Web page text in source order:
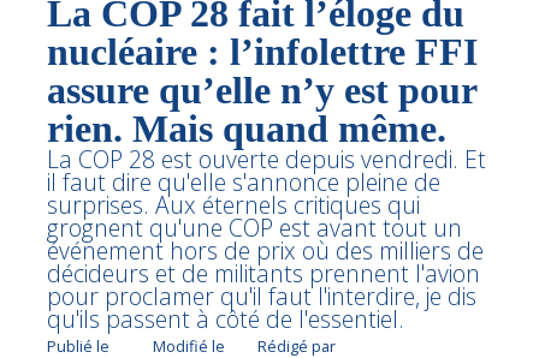
La COP 28 fait l’éloge du
nucléaire : l’infolettre FFI
assure qu’elle n’y est pour
rien. Mais quand même.
La COP 28 est ouverte depuis vendredi. Et
il faut dire qu'elle s'annonce pleine de
surprises. Aux éternels critiques qui
grognent qu'une COP est avant tout un
événement hors de prix où des milliers de
décideurs et de militants prennent l'avion
pour proclamer qu'il faut l'interdire, je dis
qu'ils passent à côté de l'essentiel.
Publié le Modifié le Rédigé par